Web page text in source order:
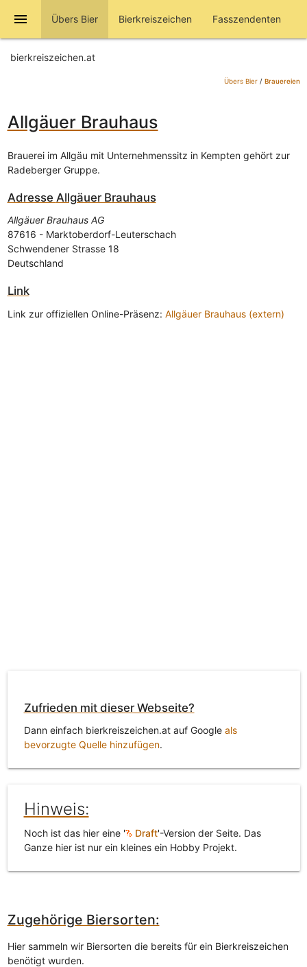
menu Übers Bier Bierkreiszeichen Fasszendenten
bierkreiszeichen.at
Übers Bier/ Brauereien
Allgäuer Brauhaus
Brauerei im Allgäu mit Unternehmenssitz in Kempten gehört zur
Radeberger Gruppe.
Adresse Allgäuer Brauhaus
Allgäuer Brauhaus AG
87616 - Marktoberdorf-Leuterschach
Schwendener Strasse 18
Deutschland
Link
Link zur offiziellen Online-Präsenz: Allgäuer Brauhaus (extern)
Zufrieden mit dieser Webseite?
Dann einfach bierkreiszeichen.at auf Google als
bevorzugte Quelle hinzufügen.
Hinweis:
Noch ist das hier eine ' Draft'-Version der Seite. Das
Ganze hier ist nur ein kleines ein Hobby Projekt.
Zugehörige Biersorten:
Hier sammeln wir Biersorten die bereits für ein Bierkreiszeichen
benötigt wurden.